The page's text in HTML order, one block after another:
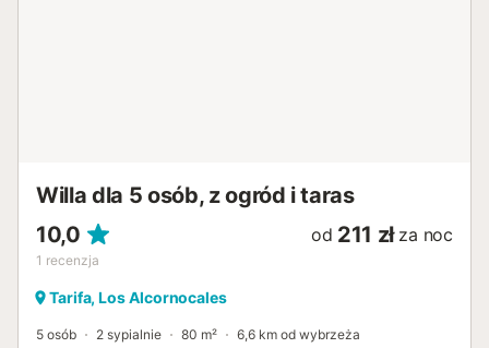
Willa dla 5 osób, z ogród i taras
10,0
1 recenzja
od 211 zł za noc
Tarifa, Los Alcornocales
5 osób 2 sypialnie 80 m² 6,6 km od wybrzeża